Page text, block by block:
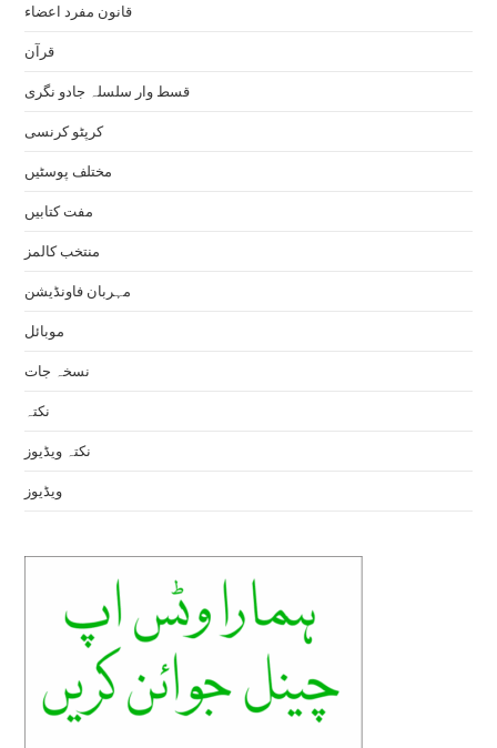
قانون مفرد اعضاء
قرآن
قسط وار سلسلہ جادو نگری
کرپٹو کرنسی
مختلف پوسٹیں
مفت کتابیں
منتخب کالمز
مہربان فاونڈیشن
موبائل
نسخہ جات
نکتہ
نکتہ ویڈیوز
ویڈیوز